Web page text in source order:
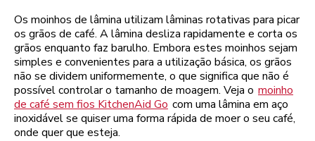
Os moinhos de lâmina utilizam lâminas rotativas para picar
os grãos de café. A lâmina desliza rapidamente e corta os
grãos enquanto faz barulho. Embora estes moinhos sejam
simples e convenientes para a utilização básica, os grãos
não se dividem uniformemente, o que significa que não é
possível controlar o tamanho de moagem. Veja o moinho
de café sem fios KitchenAid Go com uma lâmina em aço
inoxidável se quiser uma forma rápida de moer o seu café,
onde quer que esteja.